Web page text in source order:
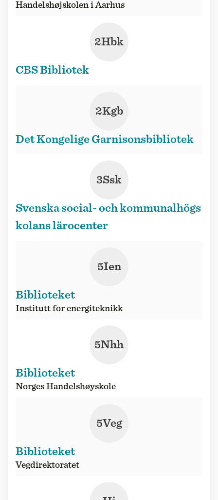
Handelshøjskolen i Aarhus
2Hbk
CBS Bibliotek
2Kgb
Det Kongelige Garnisonsbibliotek
3Ssk
Svenska social- och kommunalhögs
kolans lärocenter
5Ien
Biblioteket
Institutt for energiteknikk
5Nhh
Biblioteket
Norges Handelshøyskole
5Veg
Biblioteket
Vegdirektoratet